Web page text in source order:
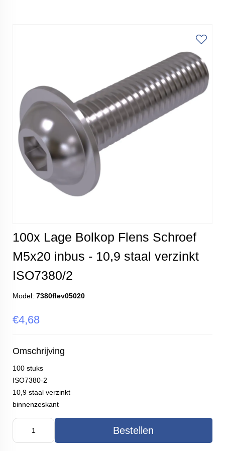
100x Lage Bolkop Flens Schroef
M5x20 inbus - 10,9 staal verzinkt
ISO7380/2
Model: 7380flev05020
€4,68
Omschrijving
100 stuks
ISO7380-2
10,9 staal verzinkt
binnenzeskant
Bestellen